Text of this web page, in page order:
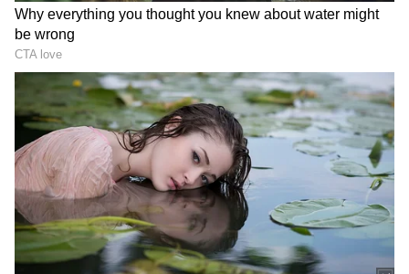
Related Articles